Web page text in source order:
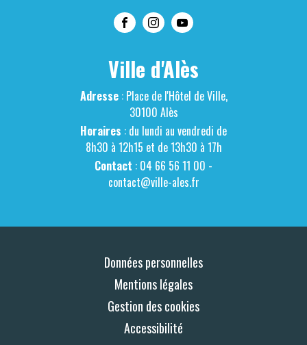
Ville d'Alès
Adresse: Place de l'Hôtel de Ville,
30100 Alès
Horaires : du lundi au vendredi de
8h30 à 12h15 et de 13h30 à 17h
Contact : 04 66 56 11 00 -
contact@ville-ales.fr
Données personnelles
Mentions légales
Gestion des cookies
Accessibilité